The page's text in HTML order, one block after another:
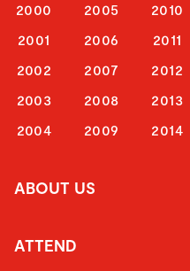
2000
2001
2002
2003
2004
2005
2006
2007
2008
2009
2010
2011
2012
2013
2014
ABOUT US
ATTEND